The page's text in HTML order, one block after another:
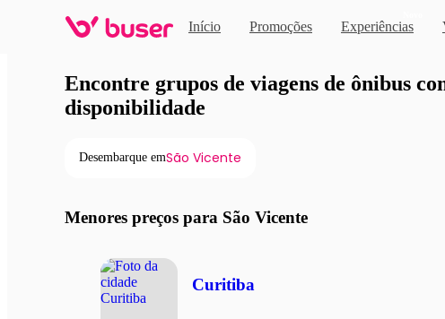
Início Promoções Experiências
Viagens de ônibus em
Encontre grupos de viagens de ônibus
disponibilidade
Desembarque emSão Vicente
Menores preços para São Vicente
Curitiba